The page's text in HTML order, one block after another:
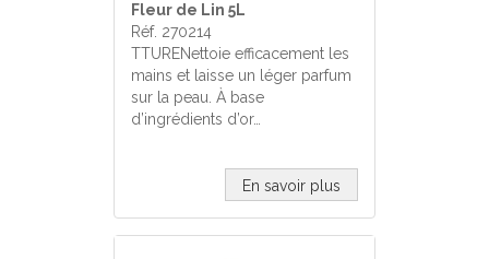
Fleur de Lin 5L
Réf. 270214
TTURENettoie efficacement les
mains et laisse un léger parfum
sur la peau. À base
d’ingrédients d’or…
En savoir plus